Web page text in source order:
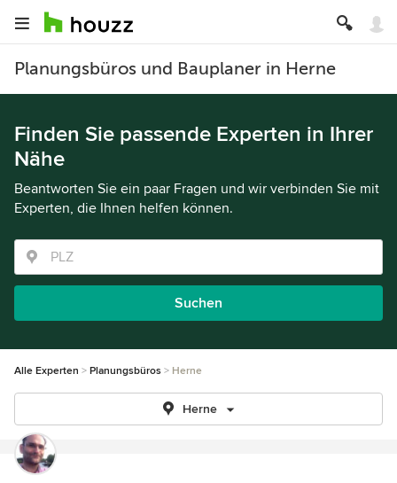
Planungsbüros und Bauplaner in Herne
Finden Sie passende Experten in Ihrer
Nähe
Beantworten Sie ein paar Fragen und wir verbinden Sie mit
Experten, die Ihnen helfen können.
Suchen
Alle Experten Planungsbüros Herne
Herne